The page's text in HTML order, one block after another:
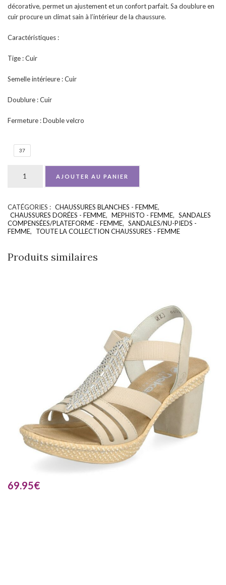
décorative, permet un ajustement et un confort parfait. Sa doublure en
cuir procure un climat sain à l’intérieur de la chaussure.
Caractéristiques :
Tige : Cuir
Semelle intérieure : Cuir
Doublure : Cuir
Fermeture : Double velcro
37
AJOUTER AU PANIER
CATÉGORIES : CHAUSSURES BLANCHES - FEMME,
CHAUSSURES DORÉES - FEMME, MEPHISTO - FEMME, SANDALES
COMPENSÉES/PLATEFORME - FEMME, SANDALES/NU-PIEDS -
FEMME, TOUTE LA COLLECTION CHAUSSURES - FEMME
Produits similaires
69.95€